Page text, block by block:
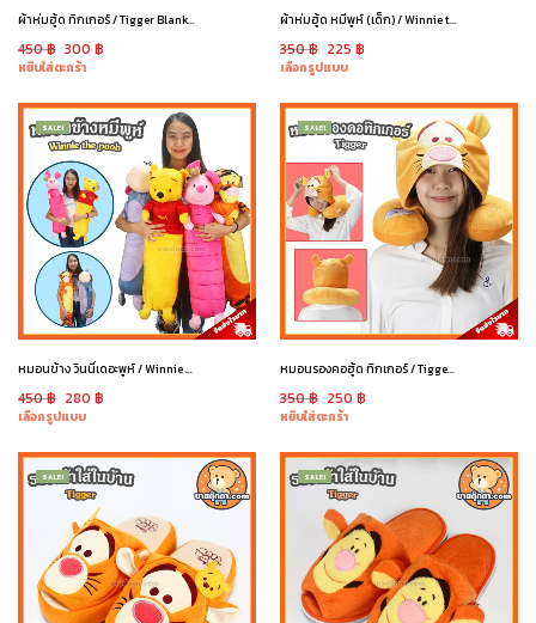
ผ้าห่มฮู้ด ทิกเกอร์ / Tigger Blanket
450฿ 300฿
หยิบใส่ตะกร้า
ผ้าห่มฮู้ด หมีพูห์ (เด็ก) / Winnie the Pooh Blanket
350฿ 225 ฿
เลือกรูปแบบ
SALE!
หมอนข้าง วินนี่เดอะพูห์ / Winnie the Pooh
450฿ 280฿
เลือกรูปแบบ
SALE!
หมอนรองคอฮู้ด ทิกเกอร์ / Tigger Neck Pillow
350฿ 250 ฿
หยิบใส่ตะกร้า
SALE! SALE!